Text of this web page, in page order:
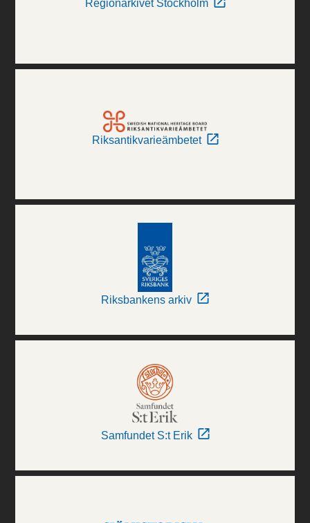
Regionarkivet Stockholm
Riksantikvarieämbetet
Riksbankens arkiv
Samfundet S:t Erik